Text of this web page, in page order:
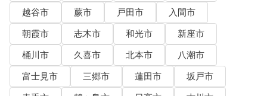
越谷市
蕨市 戸田市
入間市
朝霞市
志木市 和光市
新座市
桶川市
久喜市 北本市
八潮市
富士見市
三郷市 蓮田市
坂戸市